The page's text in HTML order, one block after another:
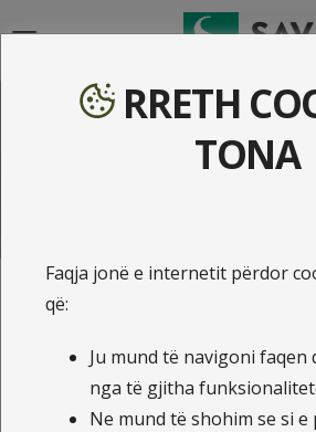
Një emër i ri,
përkushtim
RRETH
TONA
Faqja jonë e internetit përdor
që:
Ju mund të navigoni
nga të gjitha
Ne mund të shohim se si